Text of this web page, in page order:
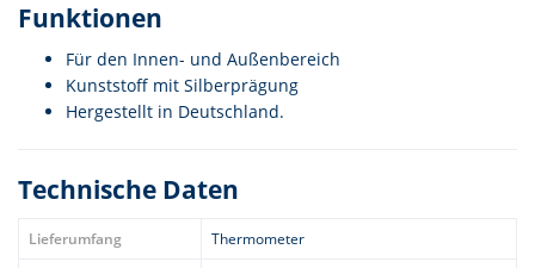
Funktionen
Für den Innen- und Außenbereich
Kunststoff mit Silberprägung
Hergestellt in Deutschland.
Technische Daten
Lieferumfang
Thermometer